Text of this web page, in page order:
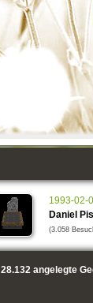
1993-02-
Daniel
(3.058
28.132angelegte